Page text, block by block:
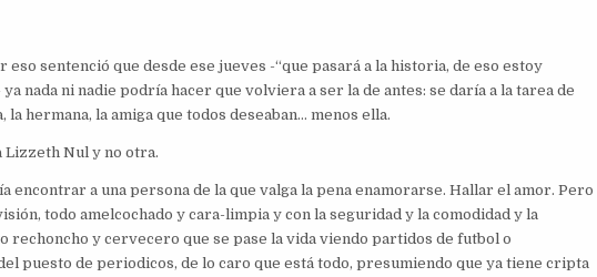
eso sentenció que desde ese jueves -“que pasará a la historia, de eso estoy
nada ni nadie podría hacer que volviera a ser la de antes: se daría a la tarea de
hermana, la amiga que todos deseaban… menos ella.
Lizzeth Nul y no otra.
encontrar a una persona de la que valga la pena enamorarse. Hallar el amor. Pero
todo amelcochado y cara-limpia y con la seguridad y la comodidad y la
rechoncho y cervecero que se pase la vida viendo partidos de futbol o
puesto de periodicos, de lo caro que está todo, presumiendo que ya tiene cripta